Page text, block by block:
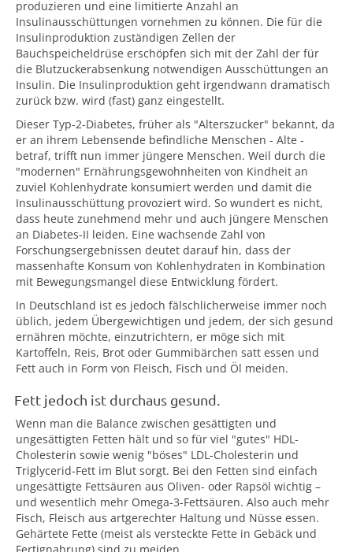
produzieren und eine limitierte Anzahl an
Insulinausschüttungen vornehmen zu können. Die für die
Insulinproduktion zuständigen Zellen der
Bauchspeicheldrüse erschöpfen sich mit der Zahl der für
die Blutzuckerabsenkung notwendigen Ausschüttungen an
Insulin. Die Insulinproduktion geht irgendwann dramatisch
zurück bzw. wird (fast) ganz eingestellt.
Dieser Typ-2-Diabetes, früher als "Alterszucker" bekannt, da
er an ihrem Lebensende befindliche Menschen - Alte -
betraf, trifft nun immer jüngere Menschen. Weil durch die
"modernen" Ernährungsgewohnheiten von Kindheit an
zuviel Kohlenhydrate konsumiert werden und damit die
Insulinausschüttung provoziert wird. So wundert es nicht,
dass heute zunehmend mehr und auch jüngere Menschen
an Diabetes-II leiden. Eine wachsende Zahl von
Forschungsergebnissen deutet darauf hin, dass der
massenhafte Konsum von Kohlenhydraten in Kombination
mit Bewegungsmangel diese Entwicklung fördert.
In Deutschland ist es jedoch fälschlicherweise immer noch
üblich, jedem Übergewichtigen und jedem, der sich gesund
ernähren möchte, einzutrichtern, er möge sich mit
Kartoffeln, Reis, Brot oder Gummibärchen satt essen und
Fett auch in Form von Fleisch, Fisch und Öl meiden.
Fett jedoch ist durchaus gesund.
Wenn man die Balance zwischen gesättigten und
ungesättigten Fetten hält und so für viel "gutes" HDL-
Cholesterin sowie wenig "böses" LDL-Cholesterin und
Triglycerid-Fett im Blut sorgt. Bei den Fetten sind einfach
ungesättigte Fettsäuren aus Oliven- oder Rapsöl wichtig –
und wesentlich mehr Omega-3-Fettsäuren. Also auch mehr
Fisch, Fleisch aus artgerechter Haltung und Nüsse essen.
Gehärtete Fette (meist als versteckte Fette in Gebäck und